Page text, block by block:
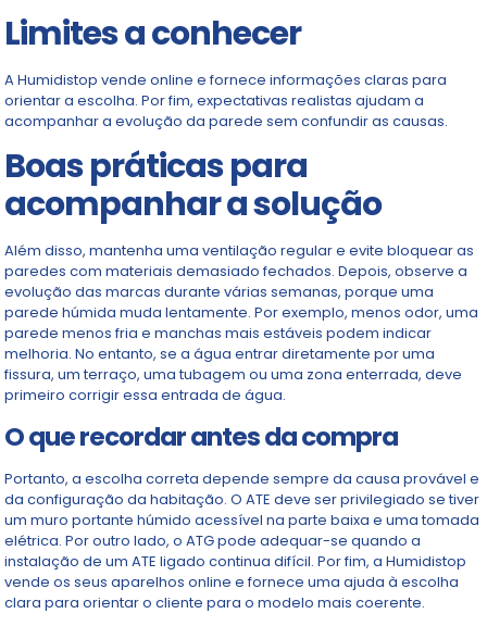
Limites a conhecer
A Humidistop vende online e fornece informações claras para
orientar a escolha. Por fim, expectativas realistas ajudam a
acompanhar a evolução da parede sem confundir as causas.
Boas práticas para
acompanhar a solução
Além disso, mantenha uma ventilação regular e evite bloquear as
paredes com materiais demasiado fechados. Depois, observe a
evolução das marcas durante várias semanas, porque uma
parede húmida muda lentamente. Por exemplo, menos odor, uma
parede menos fria e manchas mais estáveis podem indicar
melhoria. No entanto, se a água entrar diretamente por uma
fissura, um terraço, uma tubagem ou uma zona enterrada, deve
primeiro corrigir essa entrada de água.
O que recordar antes da compra
Portanto, a escolha correta depende sempre da causa provável e
da configuração da habitação. O ATE deve ser privilegiado se tiver
um muro portante húmido acessível na parte baixa e uma tomada
elétrica. Por outro lado, o ATG pode adequar-se quando a
instalação de um ATE ligado continua difícil. Por fim, a Humidistop
vende os seus aparelhos online e fornece uma ajuda à escolha
clara para orientar o cliente para o modelo mais coerente.